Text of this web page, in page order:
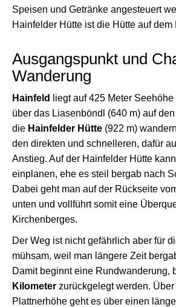
Speisen und Getränke angesteuert
Hainfelder Hütte ist die Hütte auf dem
Ausgangspunkt und
Wanderung
Hainfeld
liegt auf 425 Meter
über das Liasenböndl (640 m) auf
die Hainfelder Hütte (922 m)
den direkten und schnelleren, dafür
Anstieg. Auf der Hainfelder Hütte
einplanen, ehe es steil bergab nach
Dabei geht man auf der Rückseite
unten und vollführt somit eine
Kirchenberges.
Der Weg ist nicht gefährlich aber für
mühsam, weil man längere Zeit
Damit beginnt eine Rundwanderung,
Kilometer zurückgelegt werden.
Plattnerhöhe geht es über einen